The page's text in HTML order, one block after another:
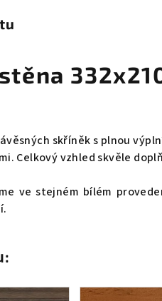
skříněk s plnou
Celkový vzhled skvěle
ve stejném bílém